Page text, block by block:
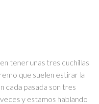
tener unas tres cuchillas
que suelen estirar la
cada pasada son tres
y estamos hablando